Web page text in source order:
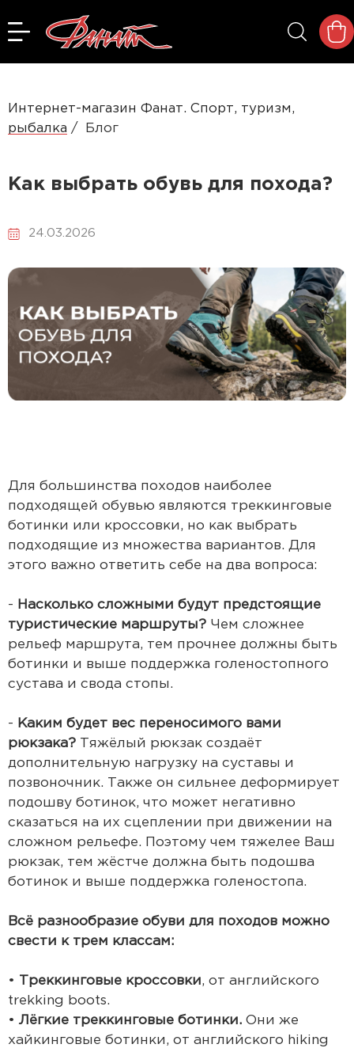
Интернет-магазин Фанат. Спорт, туризм,
рыбалка
Блог
Как выбрать обувь для похода?
24.03.2026
Для большинства походов наиболее
подходящей обувью являются треккинговые
ботинки или кроссовки, но как выбрать
подходящие из множества вариантов. Для
этого важно ответить себе на два вопроса:
- Насколько сложными будут предстоящие
туристические маршруты? Чем сложнее
рельеф маршрута, тем прочнее должны быть
ботинки и выше поддержка голеностопного
сустава и свода стопы.
- Каким будет вес переносимого вами
рюкзака? Тяжёлый рюкзак создаёт
дополнительную нагрузку на суставы и
позвоночник. Также он сильнее деформирует
подошву ботинок, что может негативно
сказаться на их сцеплении при движении на
сложном рельефе. Поэтому чем тяжелее Ваш
рюкзак, тем жёстче должна быть подошва
ботинок и выше поддержка голеностопа.
Всё разнообразие обуви для походов можно
свести к трем классам:
• Треккинговые кроссовки, от английского
trekking boots.
• Лёгкие треккинговые ботинки. Они же
хайкинговые ботинки, от английского hiking